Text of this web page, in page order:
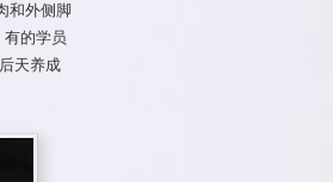
和外侧脚
的学员
天养成